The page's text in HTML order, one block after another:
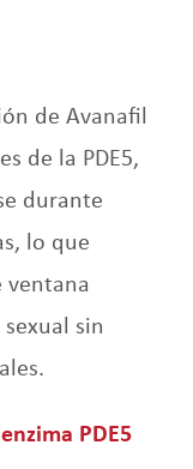
de Avanafil
de la PDE5,
durante
lo que
ventana
sin
PDE5